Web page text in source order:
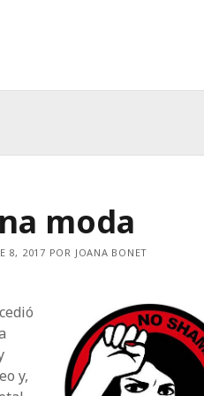
moda
8, 2017 POR JOANA BONET
y,